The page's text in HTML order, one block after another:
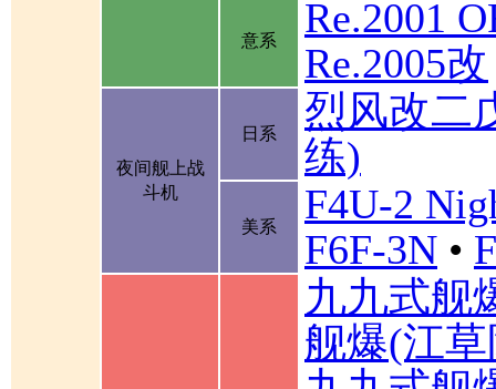
意系
Re.2001
Re.2005改
夜间舰上战
斗机
日系
烈风改二
练)
美系
F4U-2
F6F-3N •
九九式舰
舰爆(江